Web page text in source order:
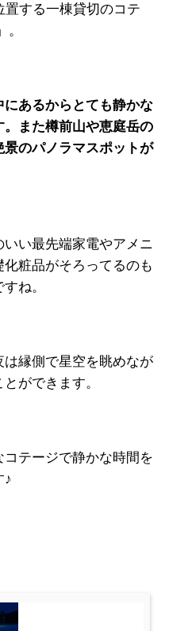
置する一棟貸切のコテ
あるからとても静かな
また樽前山や恵庭岳の
のパノラマスポットが
い最先端家電やアメニ
粧品がそろってるのも
ね。
縁側で星空を眺めなが
ができます。
テージで静かな時間を
♪